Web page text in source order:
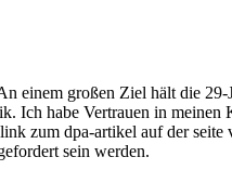
einem großen Ziel hält die 29-
Ich habe Vertrauen in meinen
zum dpa-artikel auf der seite
sein werden.